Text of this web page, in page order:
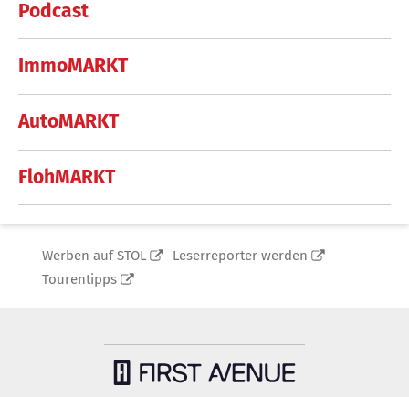
Podcast
ImmoMARKT
AutoMARKT
FlohMARKT
Werben auf STOL
Leserreporter werden
Tourentipps